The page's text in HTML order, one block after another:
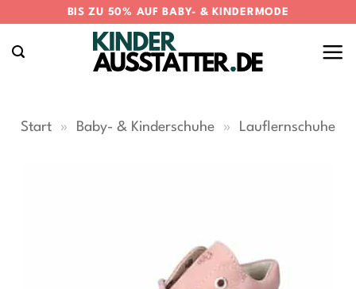
springen
BIS ZU 50% AUF BABY- & KINDERMODE
Start » Baby- & Kinderschuhe » Lauflernschuhe